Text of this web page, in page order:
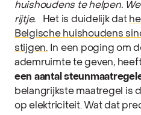
huishoudens te helpen.
rijtje.
Het is duidelijk dat
Belgische huishoudens
stijgen.In een poging om
ademruimte te geven,
een aantal
belangrijkste maatregel is
op elektriciteit. Wat dat